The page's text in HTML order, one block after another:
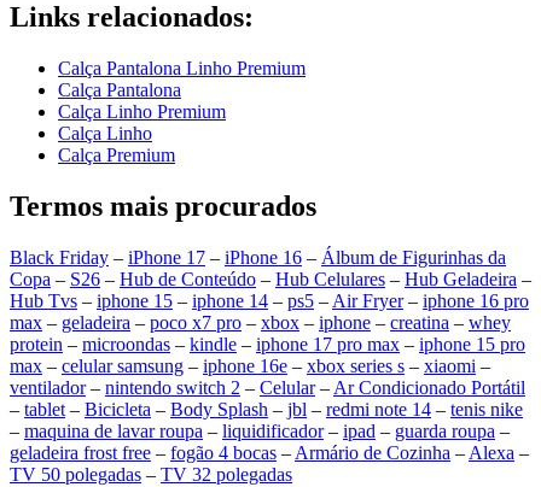
Links relacionados:
Calça Pantalona Linho Premium
Calça Pantalona
Calça Linho Premium
Calça Linho
Calça Premium
Termos mais procurados
Black Friday – iPhone 17 – iPhone 16 – Álbum de Figurinhas da
Copa – S26 – Hub de Conteúdo – Hub Celulares – Hub Geladeira –
Hub Tvs – iphone 15 – iphone 14 – ps5 – Air Fryer– iphone 16 pro
max – geladeira – poco x7 pro – xbox – iphone – creatina – whey
protein – microondas – kindle – iphone 17 pro max – iphone 15 pro
max – celular samsung – iphone 16e – xbox series s – xiaomi –
ventilador– nintendo switch 2 – Celular– Ar Condicionado Portátil
– tablet – Bicicleta – Body Splash – jbl – redmi note 14 – tenis nike
– maquina de lavar roupa – liquidificador– ipad – guarda roupa –
geladeira frost free – fogão 4 bocas – Armário de Cozinha – Alexa –
TV 50 polegadas – TV 32 polegadas